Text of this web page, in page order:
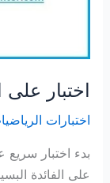
اختبار على
اختبارات
بدء اختبار سريع